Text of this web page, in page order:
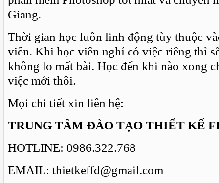
Giang.
Thời gian học luôn linh động tùy thuộc
viên. Khi học viên nghỉ có việc riêng thì
không lo mất bài. Học đến khi nào xong
việc mới thôi.
Mọi chi tiết xin liên hệ:
TRUNG TÂM ĐÀO TẠO THIẾT KẾ
HOTLINE: 0986.322.768
EMAIL: thietkeffd@gmail.com